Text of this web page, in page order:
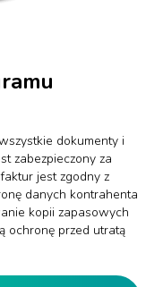
dokumenty i
zabezpieczony za
jest zgodny z
danych kontrahenta
kopii zapasowych
ochronę przed utratą